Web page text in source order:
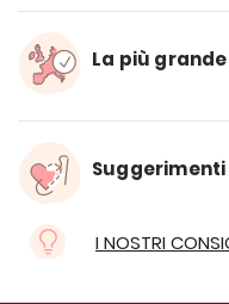
La più
I NOSTRI